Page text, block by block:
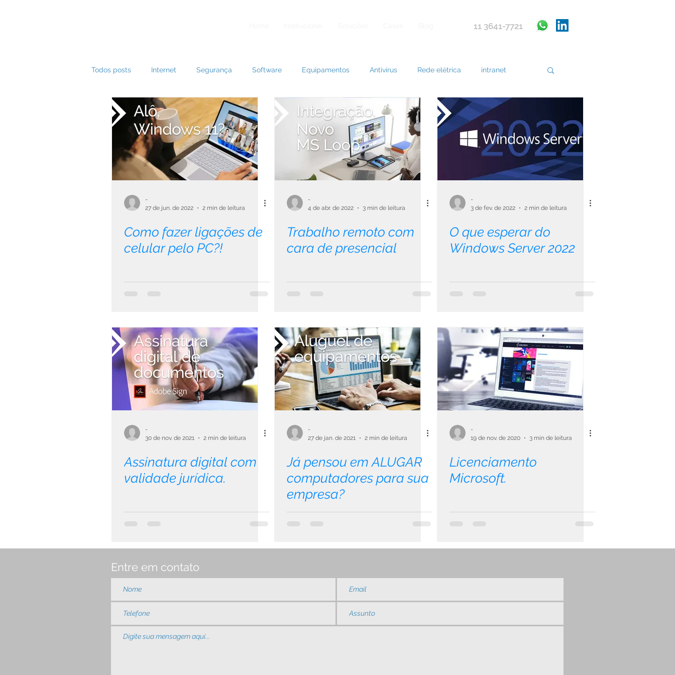
11 3641-7721
Todos posts Internet Segurança Software Equipamentos Antivírus Rede elétrica intranet
Cabeamento Data Center Nuvem Licenciamento Microsoft Documentos Dell
-
27 de jun. de 2022
2 min de leitura
Como fazer ligações de
celular pelo PC?!
-
4 de abr. de 2022
3 min de leitura
Trabalho remoto com
cara de presencial
-
3 de fev. de 2022
2 min de leitura
O que esperar do
Windows Server 2022
-
30 de nov. de 2021
2 min de leitura
Assinatura digital com
validade jurídica.
-
27 de jan. de 2021
2 min de leitura
Já pensou em ALUGAR
computadores para sua
empresa?
-
19 de nov. de 2020
3 min de leitura
Licenciamento
Microsoft.
Entre em contato